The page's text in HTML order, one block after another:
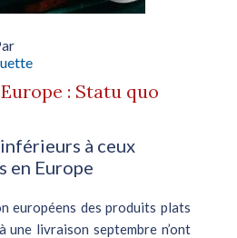
: Statu quo
à ceux
en Europe
européens des produits plats
une livraison septembre n’ont